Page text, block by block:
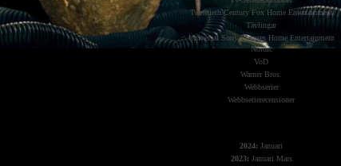
Twentieth Century Fox Home Entertainment
Tävlingar
Universal Sony Pictures Home Entertainment
Nordic
VoD
Warner Bros.
Webbserier
Webbserierecensioner
2024: Januari
2023: Januari Mars